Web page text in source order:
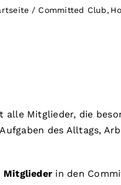
Committed Club
alle Mitglieder, die
des Alltags,
Mitglieder in den